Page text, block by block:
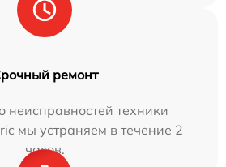
ремонт
неисправностей техники
мы устраняем в течение 2
часов.